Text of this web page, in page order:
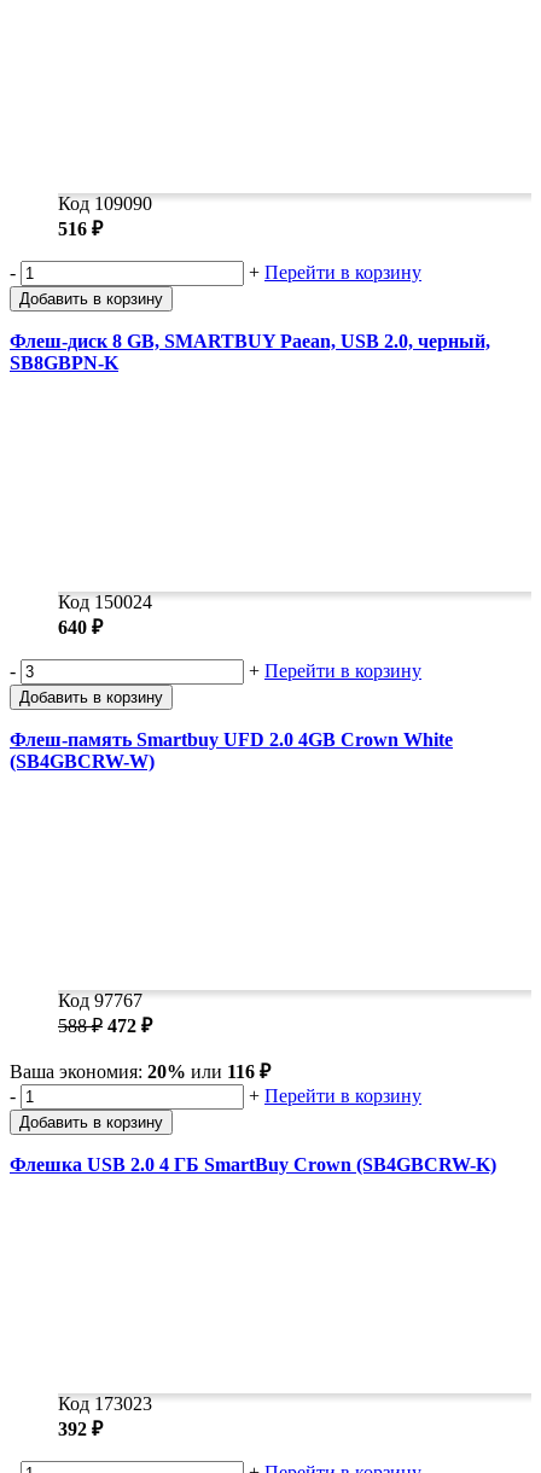
Код 109090
516 ₽
- + Перейти в корзину
Добавить в корзину
Флеш-диск 8 GB, SMARTBUY Paean, USB 2.0, черный,
SB8GBPN-K
Код 150024
640 ₽
- + Перейти в корзину
Добавить в корзину
Флеш-память Smartbuy UFD 2.0 4GB Crown White
(SB4GBCRW-W)
Код 97767
588 ₽ 472 ₽
Ваша экономия: 20% или 116 ₽
-
+ Перейти в корзину
Добавить в корзину
Флешка USB 2.0 4 ГБ SmartBuy Crown (SB4GBCRW-K)
Код 173023
392 ₽